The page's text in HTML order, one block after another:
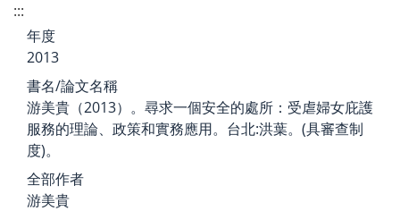
:::
年度
2013
書名/論文名稱
游美貴（2013）。尋求一個安全的處所：受虐婦女庇護
服務的理論、政策和實務應用。台北:洪葉。(具審查制
度)。
全部作者
游美貴